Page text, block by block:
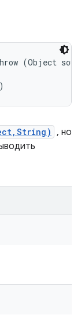
(Object
, но